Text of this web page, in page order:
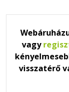
vagy
visszatérő